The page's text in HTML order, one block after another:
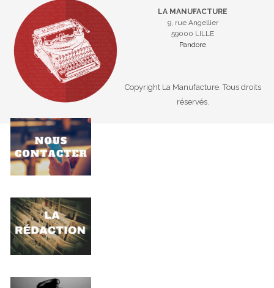
LA MANUFACTURE
9, rue Angellier
59000 LILLE
Pandore
Copyright La Manufacture. Tous droits
réservés.